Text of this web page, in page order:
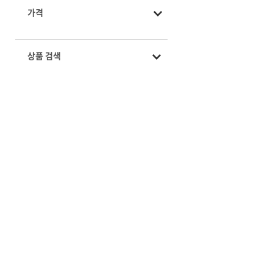
가격
상품 검색